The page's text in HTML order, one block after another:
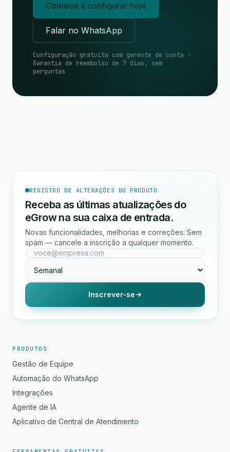
Comece a configurar hoje
Falar no WhatsApp
Configuração gratuita com gerente de conta ·
Garantia de reembolso de 7 dias, sem
perguntas
REGISTRO DE ALTERAÇÕES DO PRODUTO
Receba as últimas atualizações do
eGrow na sua caixa de entrada.
Novas funcionalidades, melhorias e correções. Sem
spam — cancele a inscrição a qualquer momento.
Inscrever-se
PRODUTOS
Gestão de Equipe
Automação do WhatsApp
Integrações
Agente de IA
Aplicativo de Central de Atendimento